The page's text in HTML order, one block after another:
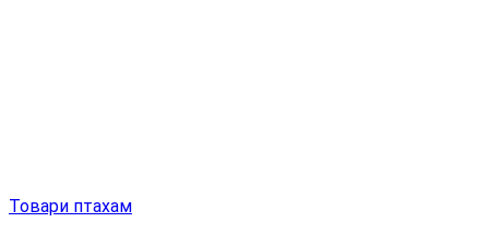
Товари птахам